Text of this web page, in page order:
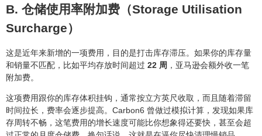
B. 仓储使用率附加费（Storage Utilisation
Surcharge）
这是近年来新增的一项费用，目的是打击库存滞压。如果你的库存量
和销量不匹配，比如平均存放时间超过 22 周 ，亚马逊会额外收一笔
附加费。
这项费用跟你的库存体积挂钩，通常按立方英尺收取，而且随着滞留
时间拉长，费率会逐步提高。Carbon6 曾做过模拟计算，发现如果库
存周转不畅，这笔费用的增长速度可能比你想象得还要快，甚至会超